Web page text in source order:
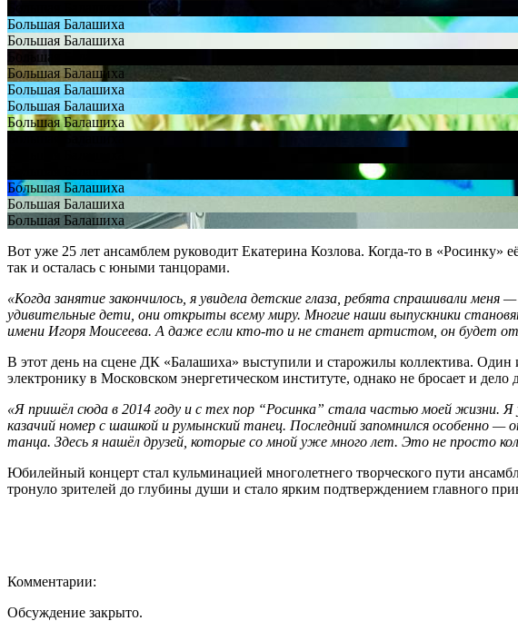
Большая Балашиха
Большая Балашиха
Большая Балашиха
Большая Балашиха
Большая Балашиха
Большая Балашиха
Большая Балашиха
Большая Балашиха
Большая Балашиха
Большая Балашиха
Вот уже 25 лет ансамблем руководит Екатерина Козлова. Когда-то в
так и осталась с юными танцорами.
«Когда занятие закончилось, я увидела детские глаза, ребята спрашивали
удивительные дети, они открыты всему миру. Многие наши выпускники
имени Игоря Моисеева. А даже если кто-то и не станет артистом, он будет
В этот день на сцене ДК «Балашиха» выступили и старожилы коллектива.
электронику в Московском энергетическом институте, однако не бросает и
«Я пришёл сюда в 2014 году и с тех пор “Росинка” стала частью моей жизни.
казачий номер с шашкой и румынский танец. Последний запомнился особенно
танца. Здесь я нашёл друзей, которые со мной уже много лет. Это не просто
Юбилейный концерт стал кульминацией многолетнего творческого пути
тронуло зрителей до глубины души и стало ярким подтверждением главного
Комментарии:
Обсуждение закрыто.